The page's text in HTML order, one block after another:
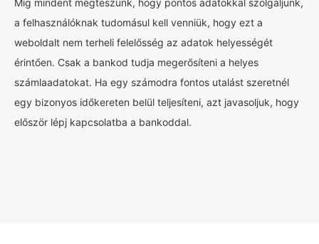
Míg mindent megteszünk, hogy pontos adatokkal szolgáljunk,
a felhasználóknak tudomásul kell venniük, hogy ezt a
weboldalt nem terheli felelősség az adatok helyességét
érintően. Csak a bankod tudja megerősíteni a helyes
számlaadatokat. Ha egy számodra fontos utalást szeretnél
egy bizonyos időkereten belül teljesíteni, azt javasoljuk, hogy
először lépj kapcsolatba a bankoddal.